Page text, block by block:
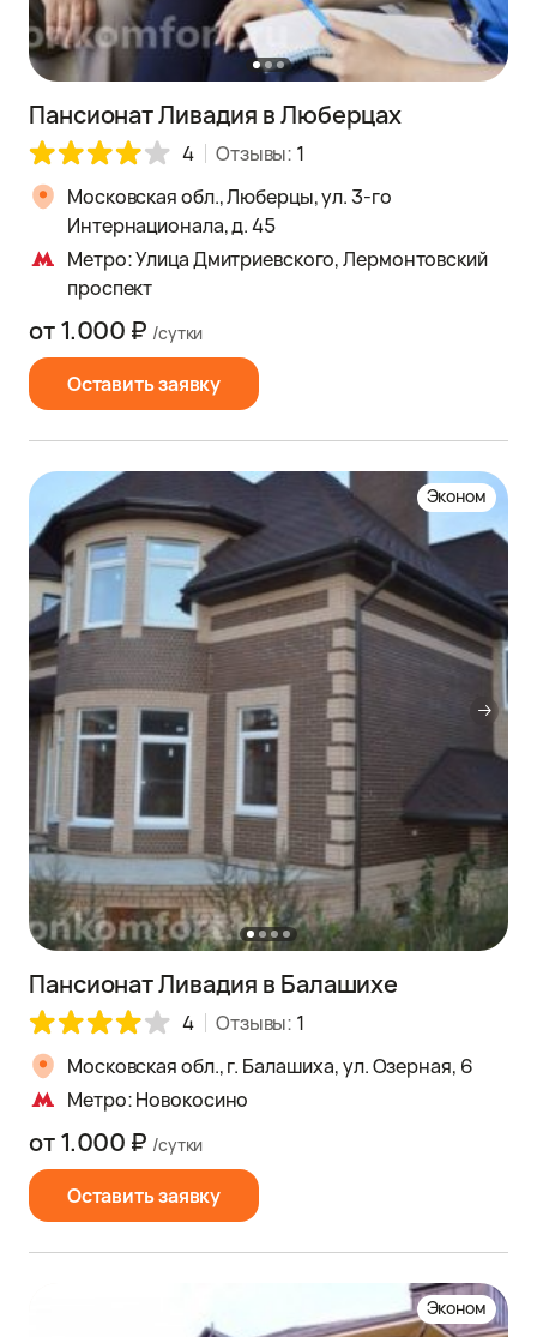
Пансионат Ливадия в Люберцах
4 Отзывы: 1
Московская обл., Люберцы, ул. 3-гo
Интернационала, д. 45
Метро: Улица Дмитриевского, Лермонтовский
проспект
Оставить заявку
от 1.000 ₽ /сутки
Эконом
Пансионат Ливадия в Балашихе
4 Отзывы: 1
Московская обл., г. Балашиха, ул. Озерная, 6
Метро: Новокосино
Оставить заявку
от 1.000 ₽ /сутки
Эконом